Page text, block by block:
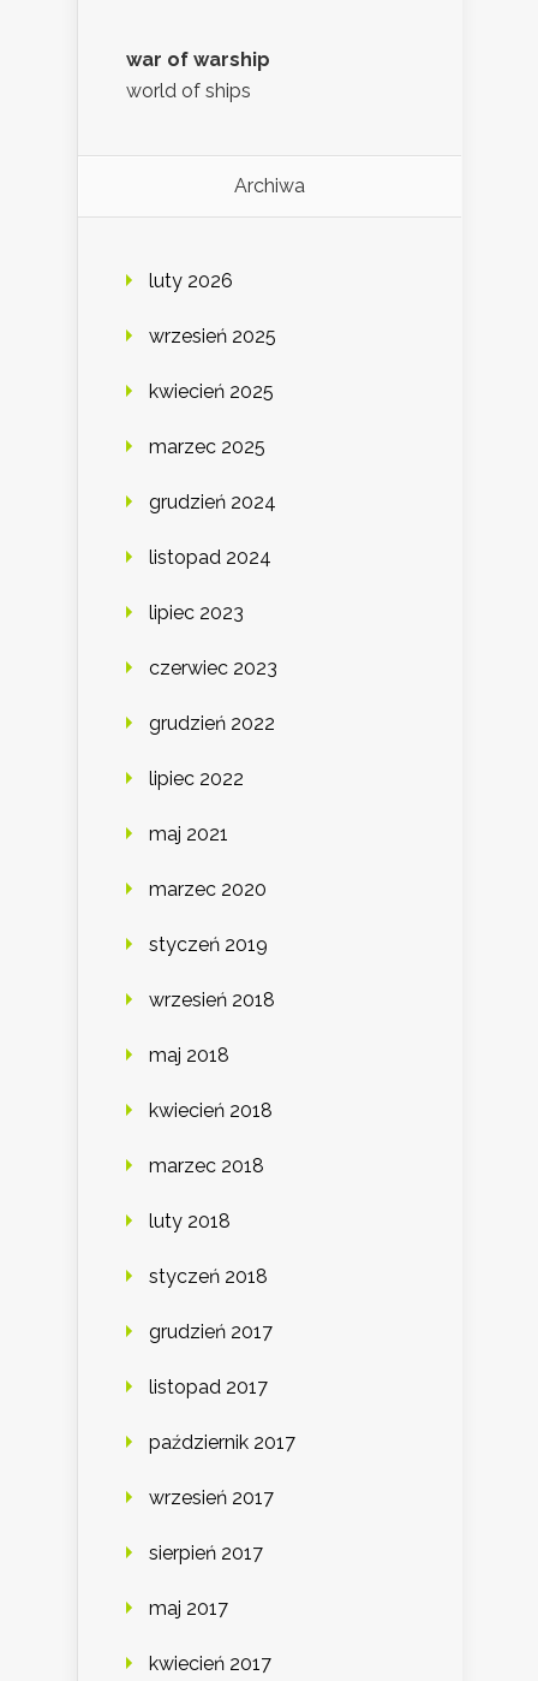
war of warship
world of ships
Archiwa
luty 2026
wrzesień 2025
kwiecień 2025
marzec 2025
grudzień 2024
listopad 2024
lipiec 2023
czerwiec 2023
grudzień 2022
lipiec 2022
maj 2021
marzec 2020
styczeń 2019
wrzesień 2018
maj 2018
kwiecień 2018
marzec 2018
luty 2018
styczeń 2018
grudzień 2017
listopad 2017
październik 2017
wrzesień 2017
sierpień 2017
maj 2017
kwiecień 2017